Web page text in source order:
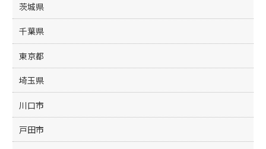
茨城県
千葉県
東京都
埼玉県
川口市
戸田市